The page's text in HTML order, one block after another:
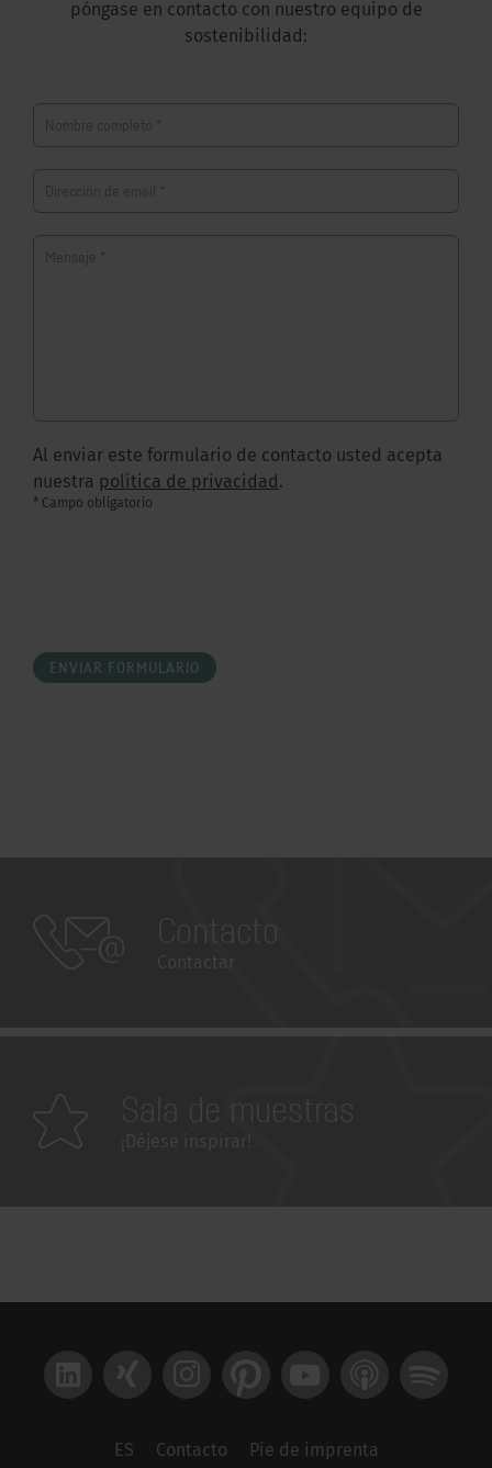
póngase en contacto con nuestro equipo de
sostenibilidad:
Al enviar este formulario de contacto usted acepta
nuestra política de privacidad .
* Campo obligatorio
ENVIAR FORMULARIO
ES Contacto Pie de imprenta
Pinterest